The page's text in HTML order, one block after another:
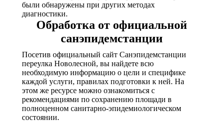
были обнаружены при других методах
диагностики.
Обработка от официальной
санэпидемстанции
Посетив официальный сайт Санэпидемстанции
переулка Новолесной, вы найдете всю
необходимую информацию о цели и специфике
каждой услуги, правилах подготовки к ней. На
этом же ресурсе можно ознакомиться с
рекомендациями по сохранению площади в
полноценном санитарно-эпидемиологическом
состоянии.